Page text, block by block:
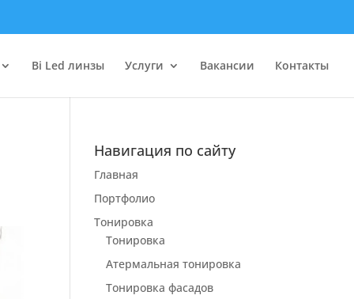
Bi Led линзы Услуги Вакансии Контакты
Навигация по сайту
Главная
Портфолио
Тонировка
Тонировка
Атермальная тонировка
Тонировка фасадов